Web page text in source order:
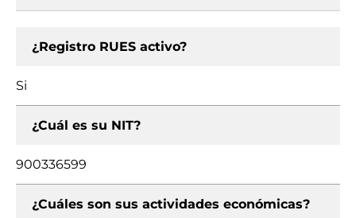
¿Registro RUES activo?
Si
¿Cuál es su NIT?
900336599
¿Cuáles son sus actividades económicas?